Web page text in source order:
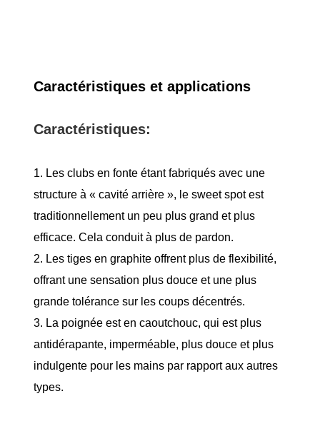
Caractéristiques et applications
Caractéristiques:
1. Les clubs en fonte étant fabriqués avec une
structure à « cavité arrière », le sweet spot est
traditionnellement un peu plus grand et plus
efficace. Cela conduit à plus de pardon.
2. Les tiges en graphite offrent plus de flexibilité,
offrant une sensation plus douce et une plus
grande tolérance sur les coups décentrés.
3. La poignée est en caoutchouc, qui est plus
antidérapante, imperméable, plus douce et plus
indulgente pour les mains par rapport aux autres
types.